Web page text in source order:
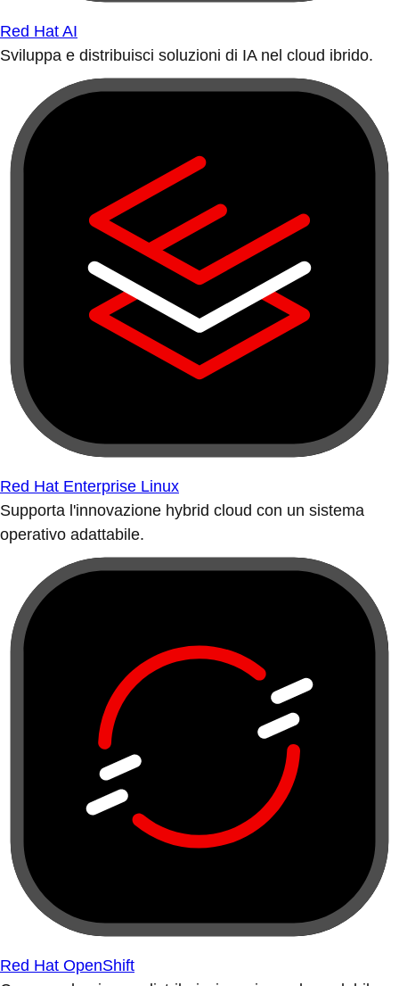
Red Hat AI
Sviluppa e distribuisci soluzioni di IA nel cloud ibrido.
Red Hat Enterprise Linux
Supporta l'innovazione hybrid cloud con un sistema
operativo adattabile.
Red Hat OpenShift